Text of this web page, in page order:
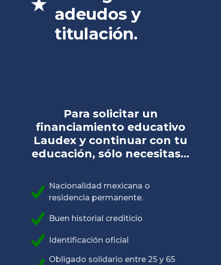
adeudos y
titulación.
Para solicitar un
financiamiento educativo
Laudex y continuar con tu
educación, sólo necesitas...
Nacionalidad mexicana o
residencia permanente.
Buen historial crediticio
Identificación oficial
Obligado solidario entre 25 y 65